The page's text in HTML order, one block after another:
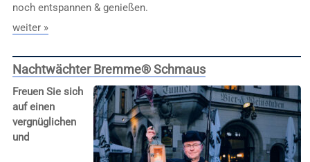
noch entspannen & genießen.
weiter »
Nachtwächter Bremme® Schmaus
Freuen Sie sich
auf einen
vergnüglichen
und